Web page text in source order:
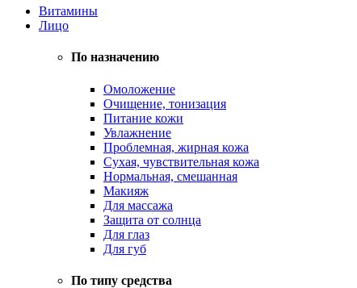
Витамины
Лицо
По назначению
Омоложение
Очищение, тонизация
Питание кожи
Увлажнение
Проблемная, жирная кожа
Сухая, чувствительная кожа
Нормальная, смешанная
Макияж
Для массажа
Защита от солнца
Для глаз
Для губ
По типу средства